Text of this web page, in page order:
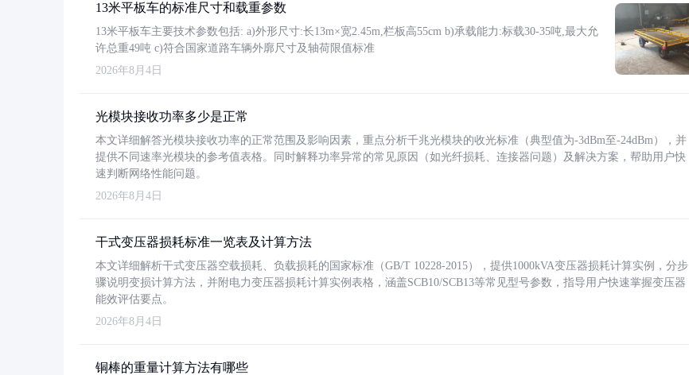
13米平板车的标准尺寸和载重参数
13米平板车主要技术参数包括: a)外形尺寸:长13m×宽2.45m,栏板高55cm b)承载能力:标载30-35吨,最大允
许总重49吨 c)符合国家道路车辆外廓尺寸及轴荷限值标准
2026年8月4日
光模块接收功率多少是正常
本文详细解答光模块接收功率的正常范围及影响因素，重点分析千兆光模块的收光标准（典型值为-3dBm至-24dBm），并
提供不同速率光模块的参考值表格。同时解释功率异常的常见原因（如光纤损耗、连接器问题）及解决方案，帮助用户快
速判断网络性能问题。
2026年8月4日
干式变压器损耗标准一览表及计算方法
本文详细解析干式变压器空载损耗、负载损耗的国家标准（GB/T 10228-2015），提供1000kVA变压器损耗计算实例，分步
骤说明变损计算方法，并附电力变压器损耗计算实例表格，涵盖SCB10/SCB13等常见型号参数，指导用户快速掌握变压器
能效评估要点。
2026年8月4日
铜棒的重量计算方法有哪些